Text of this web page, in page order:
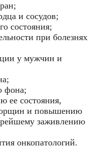
и сосудов;
состояния;
при болезнях
у мужчин и
фона;
ее состояния,
и повышению
заживлению
онкопатологий.